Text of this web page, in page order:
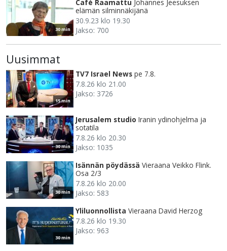
30 min
Café Raamattu Johannes Jeesuksen
elämän silminnäkijänä
30.9.23 klo 19.30
Jakso: 700
Uusimmat
15 min
TV7 Israel News pe 7.8.
7.8.26 klo 21.00
Jakso: 3726
30 min
Jerusalem studio Iranin ydinohjelma ja
sotatila
7.8.26 klo 20.30
Jakso: 1035
30 min
Isännän pöydässä Vieraana Veikko Flink.
Osa 2/3
7.8.26 klo 20.00
Jakso: 583
30 min
Yliluonnollista Vieraana David Herzog
7.8.26 klo 19.30
Jakso: 963